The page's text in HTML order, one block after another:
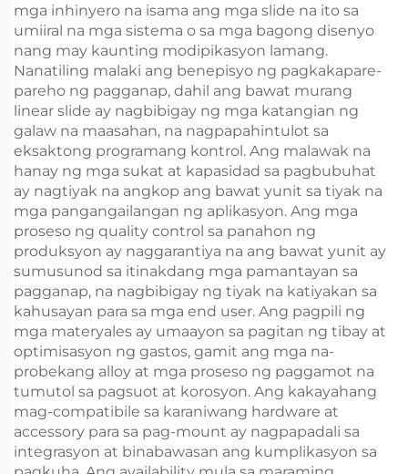
mga inhinyero na isama ang mga slide na ito sa
umiiral na mga sistema o sa mga bagong disenyo
nang may kaunting modipikasyon lamang.
Nanatiling malaki ang benepisyo ng pagkakapare-
pareho ng pagganap, dahil ang bawat murang
linear slide ay nagbibigay ng mga katangian ng
galaw na maasahan, na nagpapahintulot sa
eksaktong programang kontrol. Ang malawak na
hanay ng mga sukat at kapasidad sa pagbubuhat
ay nagtiyak na angkop ang bawat yunit sa tiyak na
mga pangangailangan ng aplikasyon. Ang mga
proseso ng quality control sa panahon ng
produksyon ay naggarantiya na ang bawat yunit ay
sumusunod sa itinakdang mga pamantayan sa
pagganap, na nagbibigay ng tiyak na katiyakan sa
kahusayan para sa mga end user. Ang pagpili ng
mga materyales ay umaayon sa pagitan ng tibay at
optimisasyon ng gastos, gamit ang mga na-
probekang alloy at mga proseso ng paggamot na
tumutol sa pagsuot at korosyon. Ang kakayahang
mag-compatibile sa karaniwang hardware at
accessory para sa pag-mount ay nagpapadali sa
integrasyon at binabawasan ang kumplikasyon sa